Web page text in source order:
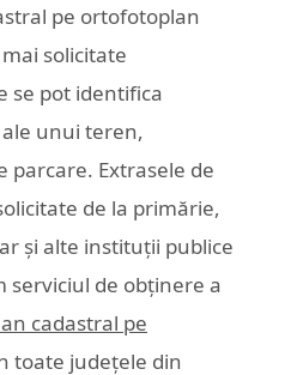
pe ortofotoplan
solicitate
se pot identifica
unui teren,
parcare. Extrasele de
de la primărie,
și alte instituții publice
serviciul de obținere a
cadastral pe
toate județele din